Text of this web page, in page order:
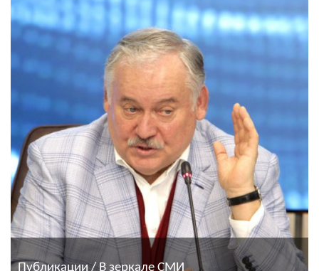
Публикации / В зеркале СМИ